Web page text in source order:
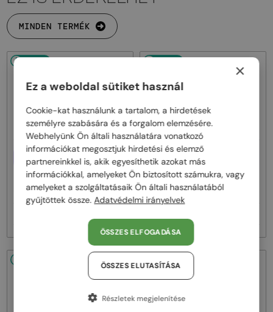
MINDEN TERMÉK
EGYFÓKUSZÚ LENCSÉVEL PLUSZ
25 000 FT
Persol—Optikai keretek
PO1030V - 513 - 57
EGYFÓKUSZÚ LENCSÉVEL PLUSZ
25 000 FT
Persol— Optikai keretek
PO1030V - 515 - 57
48/72
×
Ez a weboldal sütiket használ
Cookie-kat használunk a tartalom, a hirdetések
személyre szabására és a forgalom elemzésére.
Webhelyünk Ön általi használatára vonatkozó
információkat megosztjuk hirdetési és elemző
partnereinkkel is, akik egyesíthetik azokat más
információkkal, amelyeket Ön biztosított számukra, vagy
amelyeket a szolgáltatásaik Ön általi használatából
gyűjtöttek össze.Adatvédelmi irányelvek
ÖSSZES ELFOGADÁSA
ÖSSZES ELUTASÍTÁSA
Részletek megjelenítése